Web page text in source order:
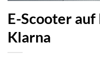
E-Scooter auf
Klarna